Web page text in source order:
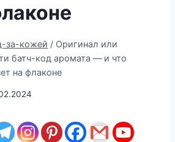
за-кожей / Оригинал или
батч-код аромата — и что
на флаконе